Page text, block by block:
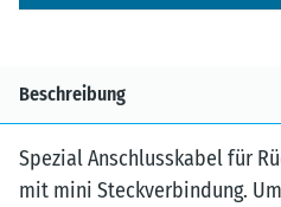
Beschreibung
Spezial Anschlusskabel für
mit mini Steckverbindung.